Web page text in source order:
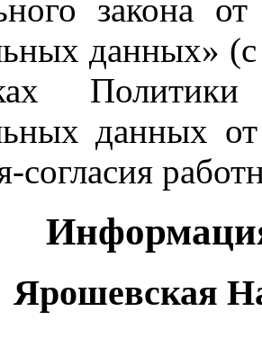
закона
данных»
данных
согласия
Ярошевская